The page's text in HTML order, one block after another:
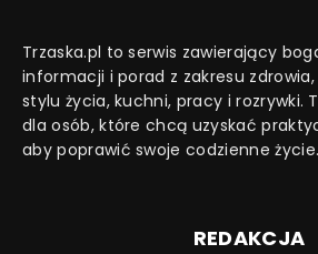
Trzaska.pl to serwis zawierający
informacji i porad z zakresu
stylu życia, kuchni, pracy i rozrywki.
dla osób, które chcą uzyskać
aby poprawić swoje codzienne życie.
REDAKCJA